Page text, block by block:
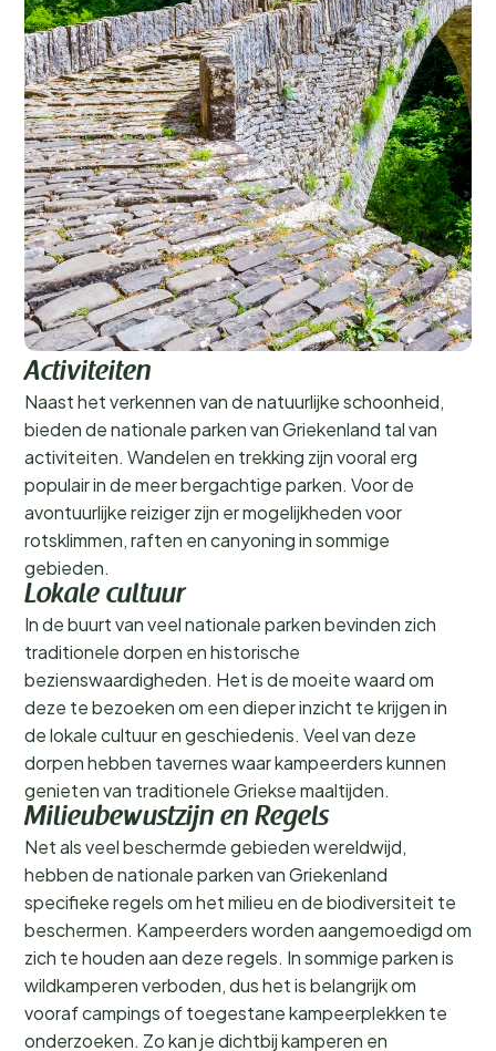
Activiteiten
Naast het verkennen van de natuurlijke schoonheid,
bieden de nationale parken van Griekenland tal van
activiteiten. Wandelen en trekking zijn vooral erg
populair in de meer bergachtige parken. Voor de
avontuurlijke reiziger zijn er mogelijkheden voor
rotsklimmen, raften en canyoning in sommige
gebieden.
Lokale cultuur
In de buurt van veel nationale parken bevinden zich
traditionele dorpen en historische
bezienswaardigheden. Het is de moeite waard om
deze te bezoeken om een dieper inzicht te krijgen in
de lokale cultuur en geschiedenis. Veel van deze
dorpen hebben tavernes waar kampeerders kunnen
genieten van traditionele Griekse maaltijden.
Milieubewustzijn en Regels
Net als veel beschermde gebieden wereldwijd,
hebben de nationale parken van Griekenland
specifieke regels om het milieu en de biodiversiteit te
beschermen. Kampeerders worden aangemoedigd om
zich te houden aan deze regels. In sommige parken is
wildkamperen verboden, dus het is belangrijk om
vooraf campings of toegestane kampeerplekken te
onderzoeken. Zo kan je dichtbij kamperen en